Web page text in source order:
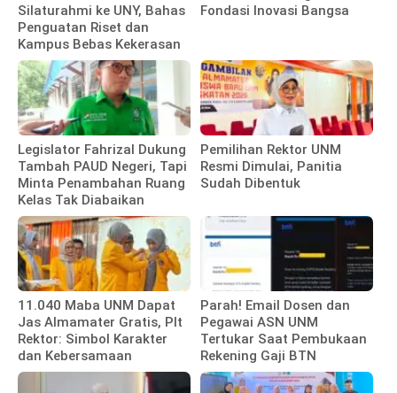
Silaturahmi ke UNY, Bahas
Penguatan Riset dan
Kampus Bebas Kekerasan
Fondasi Inovasi Bangsa
Legislator Fahrizal Dukung
Tambah PAUD Negeri, Tapi
Minta Penambahan Ruang
Kelas Tak Diabaikan
Pemilihan Rektor UNM
Resmi Dimulai, Panitia
Sudah Dibentuk
11.040 Maba UNM Dapat
Jas Almamater Gratis, Plt
Rektor: Simbol Karakter
dan Kebersamaan
Parah! Email Dosen dan
Pegawai ASN UNM
Tertukar Saat Pembukaan
Rekening Gaji BTN